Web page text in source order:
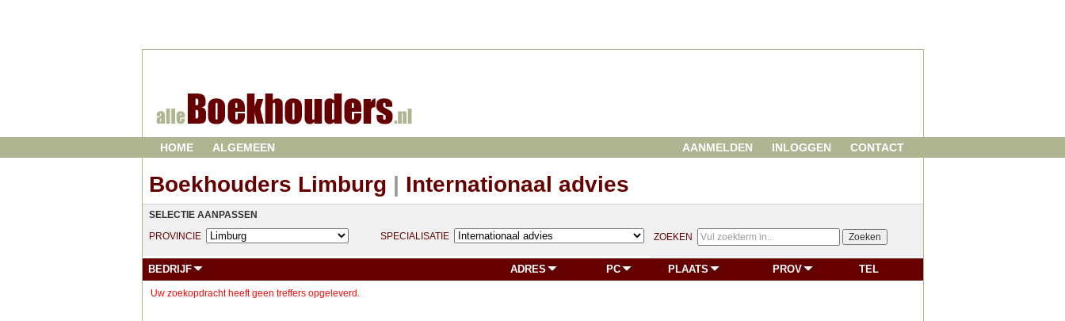
HOME ALGEMEEN AANMELDEN INLOGGEN CONTACT
Boekhouders Limburg | Internationaal advies
SELECTIE AANPASSEN
PROVINCIE
SPECIALISATIE ZOEKEN
BEDRIJF ADRES PC PLAATS PROV TEL
Uw zoekopdracht heeft geen treffers opgeleverd.